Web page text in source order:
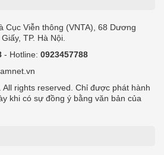
Cục Viễn thông (VNTA), 68 Dương
TP. Hà Nội.
- Hotline: 0923457788
rights reserved. Chỉ được phát hành
khi có sự đồng ý bằng văn bản của